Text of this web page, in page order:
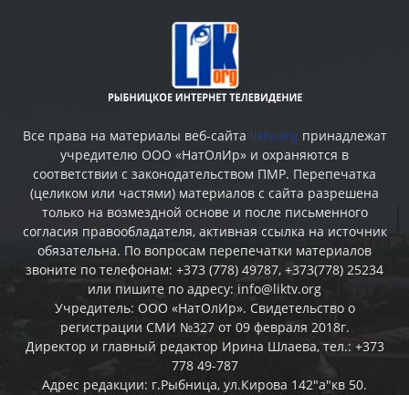
Все права на материалы веб-сайта liktv.org принадлежат
учредителю ООО «НатОлИр» и охраняются в
соответствии с законодательством ПМР. Перепечатка
(целиком или частями) материалов c сайта разрешена
только на возмездной основе и после письменного
согласия правообладателя, активная ссылка на источник
обязательна. По вопросам перепечатки материалов
звоните по телефонам: +373 (778) 49787, +373(778) 25234
или пишите по адресу: info@liktv.org
Учредитель: ООО «НатОлИр». Свидетельство о
регистрации СМИ №327 от 09 февраля 2018г.
Директор и главный редактор Ирина Шлаева, тел.: +373
778 49-787
Адрес редакции: г.Рыбница, ул.Кирова 142"а"кв 50.